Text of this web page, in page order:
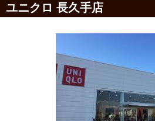
ユニクロ 長久手店